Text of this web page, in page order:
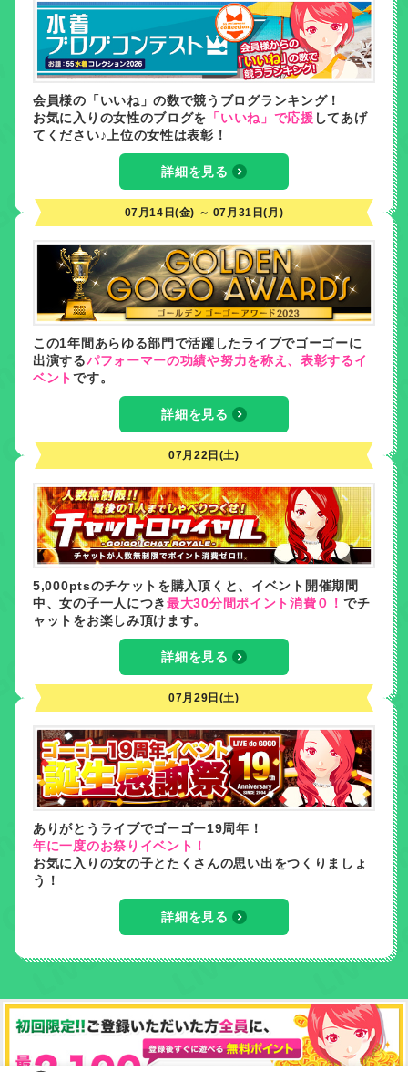
会員様の「いいね」の数で競うブログランキング！
お気に入りの女性のブログを 「いいね」で応援 してあげ
てください♪上位の女性は表彰！
詳細を見る
07月14日(金) ～ 07月31日(月)
この1年間あらゆる部門で活躍したライブでゴーゴーに
出演するパフォーマーの功績や努力を称え、表彰するイ
ベントです。
詳細を見る
07月22日(土)
5,000ptsのチケットを購入頂くと、イベント開催期間
中、女の子一人につき最大30分間ポイント消費０！ でチ
ャットをお楽しみ頂けます。
詳細を見る
07月29日(土)
ありがとうライブでゴーゴー19周年！
年に一度のお祭りイベント！
お気に入りの女の子とたくさんの思い出をつくりましょ
う！
詳細を見る